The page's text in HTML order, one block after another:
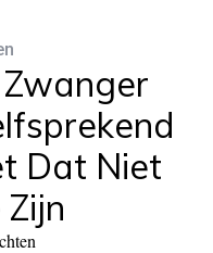
Dat Niet